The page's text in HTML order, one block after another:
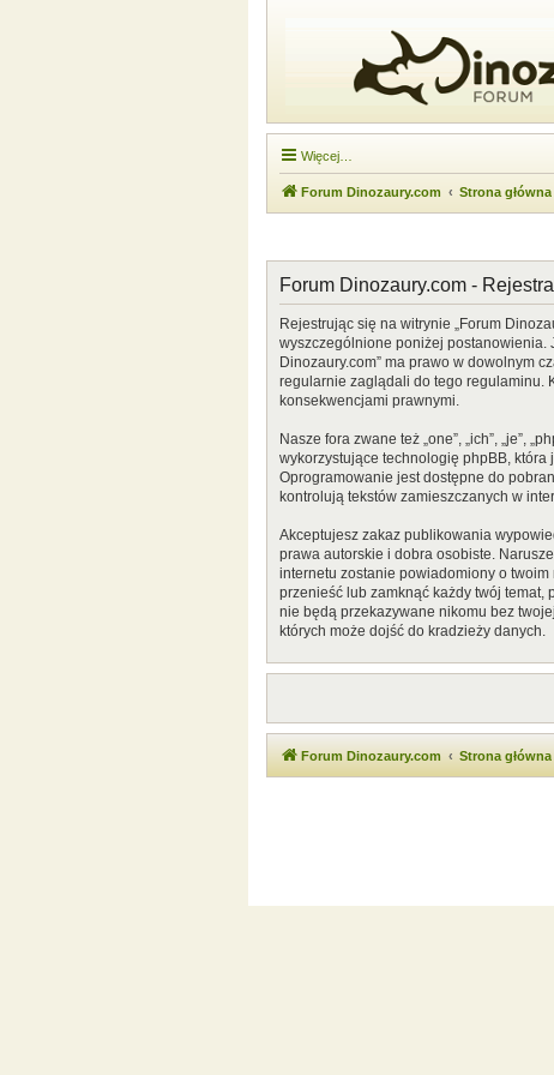
Więcej…
Forum Dinozaury.com Strona główna
Forum Dinozaury.com -
Rejestrując się na witrynie „Forum
wyszczególnione poniżej postanowienia.
Dinozaury.com” ma prawo w dowolnym
regularnie zaglądali do tego regulaminu.
konsekwencjami prawnymi.
Nasze fora zwane też „one”, „ich”, „je”,
wykorzystujące technologię phpBB, która
Oprogramowanie jest dostępne do
kontrolują tekstów zamieszczanych w
Akceptujesz zakaz publikowania
prawa autorskie i dobra osobiste.
internetu zostanie powiadomiony o twoim
przenieść lub zamknąć każdy twój temat,
nie będą przekazywane nikomu bez
których może dojść do kradzieży danych.
Forum Dinozaury.com Strona główna